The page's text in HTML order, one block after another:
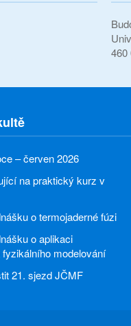
460
– červen 2026
na praktický kurz v
o termojaderné fúzi
o aplikaci
modelování
21. sjezd JČMF